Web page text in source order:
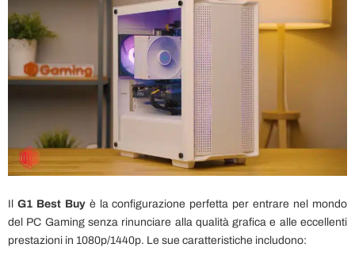
Il G1 Best Buyè la configurazione perfetta per entrare nel mondo
del PC Gaming senza rinunciare alla qualità grafica e alle eccellenti
prestazioni in 1080p/1440p. Le sue caratteristiche includono: